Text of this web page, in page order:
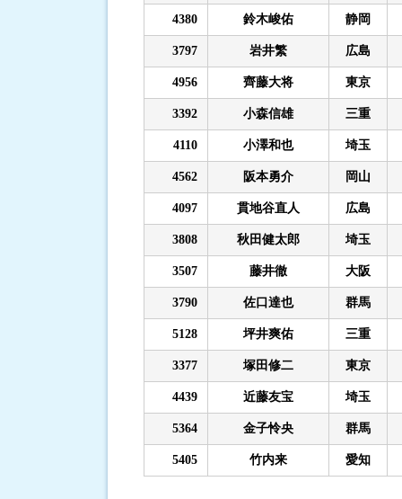
4380 鈴木峻佑 静岡
3797 岩井繁 広島
4956 齊藤大将 東京
3392 小森信雄 三重
4110 小澤和也 埼玉
4562 阪本勇介 岡山
4097 貫地谷直人 広島
3808 秋田健太郎 埼玉
3507 藤井徹 大阪
3790 佐口達也 群馬
5128 坪井爽佑 三重
3377 塚田修二 東京
4439 近藤友宝 埼玉
5364 金子怜央 群馬
5405 竹内来 愛知